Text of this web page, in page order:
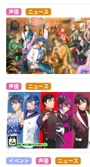
声優 ニュース
声優 ニュース
イベント 声優 ニュース